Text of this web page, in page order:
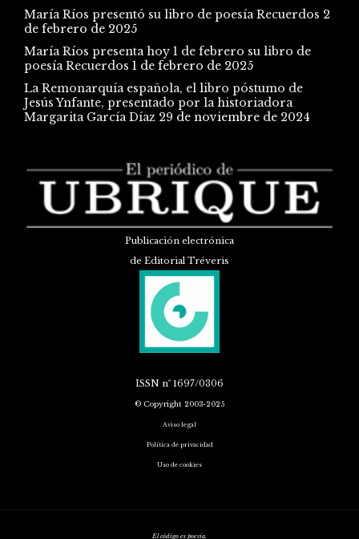
María Ríos presentó su libro de poesía Recuerdos 2
de febrero de 2025
María Ríos presenta hoy 1 de febrero su libro de
poesía Recuerdos 1 de febrero de 2025
La Remonarquía española, el libro póstumo de
Jesús Ynfante, presentado por la historiadora
Margarita García Díaz 29 de noviembre de 2024
Publicación electrónica
de Editorial Tréveris
ISSN nº 1697/0306
© Copyright 2003-2025
Aviso legal
Política de privacidad
Uso de cookies
El código es poesía.